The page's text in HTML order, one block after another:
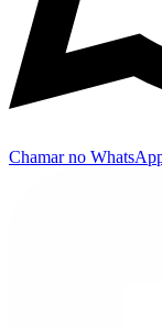
Chamar no